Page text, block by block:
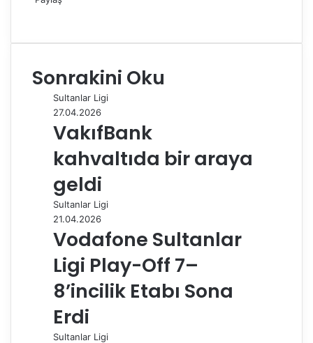
c
b
o
n
e
d
m
r
n
e
r
d
i
t
a
s
A
p
p
l
g
r
a
m
P
s
t
a
i
l
p
y
l
a
z
ı
r
Sonrakini Oku
Sultanlar Ligi
27.04.2026
VakıfBank
kahvaltıda bir araya
geldi
Sultanlar Ligi
21.04.2026
Vodafone Sultanlar
Ligi Play-Off 7–
8’incilik Etabı Sona
Erdi
Sultanlar Ligi